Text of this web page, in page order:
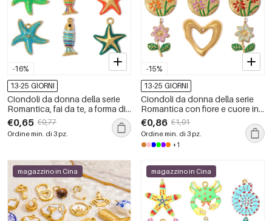
-16%
13-25 GIORNI
Ciondoli da donna della serie
Romantica, fai da te, a forma di
pesce e stella marina, in acciaio
inossidabile impermeabile color
oro.
€0,65 €0,77
Ordine min. di 3 pz.
-15%
13-25 GIORNI
Ciondoli da donna della serie
Romantica con fiore e cuore in
smalto, in acciaio inossidabile,
impermeabili, colore oro.
€0,86 €1,01
Ordine min. di 3 pz.
+1
magazzino in Cina magazzino in Cina